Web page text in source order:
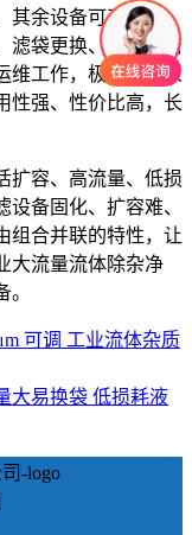
余设备可正常工
滤袋更换、设备清洁
维工作，极大节省人
性强、性价比高，长
扩容、高流量、低损
备固化、扩容难、
组合并联的特性，让
大流量流体除杂净
可调 工业流体杂质
大易换袋 低损耗液